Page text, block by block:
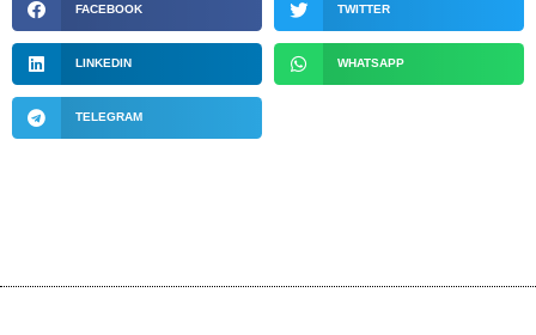
FACEBOOK TWITTER
LINKEDIN WHATSAPP
TELEGRAM